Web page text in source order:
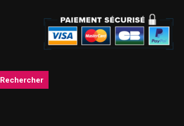
Rechercher